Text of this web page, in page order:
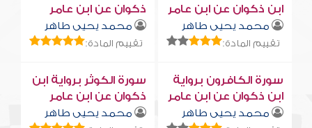
ابن ذكوان عن ابن عامر
محمد يحيى طاهر
تقييم المادة:
ذكوان عن ابن عامر
محمد يحيى طاهر
تقييم المادة:
سورة الكافرون برواية
ابن ذكوان عن ابن عامر
محمد يحيى طاهر
سورة الكوثر برواية ابن
ذكوان عن ابن عامر
محمد يحيى طاهر